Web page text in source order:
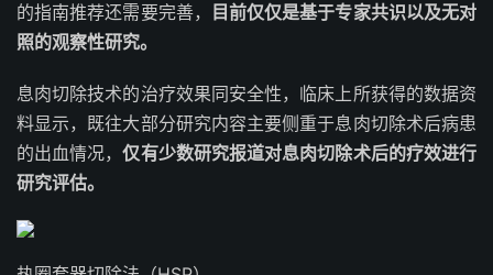
的指南推荐还需要完善，
目前仅仅是基于专家共识以及无对
照的观察性研究。
息肉切除技术的治疗效果同安全性，临床上所获得的数据资
料显示，既往大部分研究内容主要侧重于息肉切除术后病患
的出血情况，仅有少数研究报道对息肉切除术后的疗效进行
研究评估。